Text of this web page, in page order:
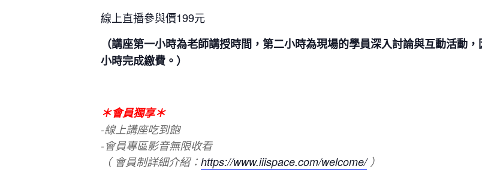
線上直播參與價199元
（講座第一小時為老師講授時間，第二小時為現場的學員深入討論與互動活動
小時完成繳費。）
＊會員獨享＊
-線上講座吃到飽
-會員專區影音無限收看
（ 會員制詳細介紹： https://www.iiispace.com/welcome/）